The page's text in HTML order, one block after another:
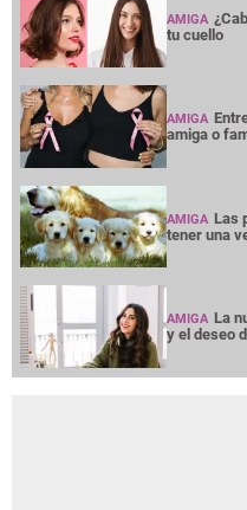
AMIGA
tu cuello
AMIGA
amiga o
AMIGA Las
tener una
AMIGA La
y el deseo